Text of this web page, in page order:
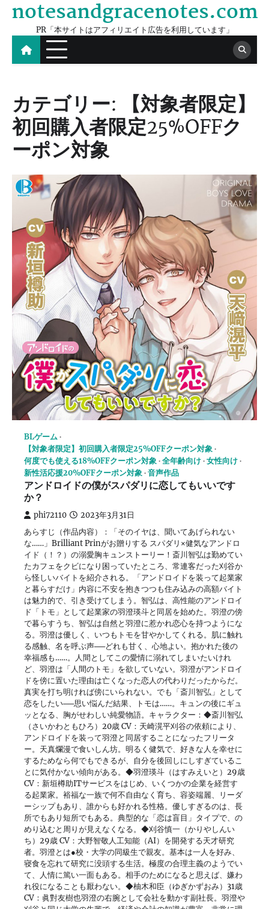
Skip
content
notesandgracenotes.com
PR「本サイトはアフィリエイト広告を利用しています」
カテゴリー: 【対象者限定】
初回購入者限定25%OFFク
ーポン対象
BLゲーム
【対象者限定】初回購入者限定25%OFFクーポン対象
何度でも使える18%OFFクーポン対象 全年齢向け 女性向け
新性活応援20%OFFクーポン対象 音声作品
アンドロイドの僕がスパダリに恋してもいいです
か？
phi72110 2023年3月31日
あらすじ（作品内容）：「そのイヤは、聞いてあげられない
な……」Brilliant Prinがお贈りする スパダリ×健気なアンドロ
イド（！？）の溺愛胸キュンストーリー！斎川智弘は勤めてい
たカフェをクビになり困っていたところ、常連客だった刈谷か
ら怪しいバイトを紹介される。「アンドロイドを装って起業家
と暮らすだけ」内容に不安を抱きつつも住み込みの高額バイト
は魅力的で、引き受けてしまう。智弘は、高性能のアンドロイ
ド「トモ」として起業家の羽澄瑛斗と同居を始めた。羽澄の傍
で暮らすうち、智弘は自然と羽澄に惹かれ恋心を持つようにな
る。羽澄は優しく、いつもトモを甘やかしてくれる。肌に触れ
る感触、名を呼ぶ声──どれも甘く、心地よい。抱かれた後の
幸福感も……。人間としてこの愛情に溺れてしまいたいけれ
ど、羽澄は「人間のトモ」を欲していない。羽澄がアンドロイ
ドを傍に置いた理由は亡くなった恋人の代わりだったからだ。
真実を打ち明ければ傍にいられない。でも「斎川智弘」として
恋をしたい──思い悩んだ結果、トモは……。キュンの後にギュ
ッとなる、胸がせわしい純愛物語。キャラクター：◆斎川智弘
（さいかわともひろ）20歳 CV：天崎滉平刈谷の依頼により、
アンドロイドを装って羽澄と同居することになったフリータ
ー。天真爛漫で食いしん坊。明るく健気で、好きな人を幸せに
するためなら何でもできるが、自分を後回しにしすぎているこ
とに気付かない傾向がある。◆羽澄瑛斗（はすみえいと）29歳
CV：新垣樽助ITサービスをはじめ、いくつかの企業を経営す
る起業家。裕福な一族で何不自由なく育ち、容姿端麗、リーダ
ーシップもあり、誰からも好かれる性格。優しすぎるのは、長
所でもあり短所でもある。典型的な「恋は盲目」タイプで、の
めり込むと周りが見えなくなる。◆刈谷慎一（かりやしんい
ち）29歳 CV：大野智敬人工知能（AI）を開発する天才研究
者。羽澄とは●校・大学の同級生で親友。基本は一人を好み、
寝食を忘れて研究に没頭する生活。極度の合理主義のようでい
て、人情に篤い一面もある。相手のためになると思えば、嫌わ
れ役になることも厭わない。◆柚木和臣（ゆぎかずおみ）31歳
CV：眞對友樹也羽澄の右腕として会社を動かす副社長。羽澄や